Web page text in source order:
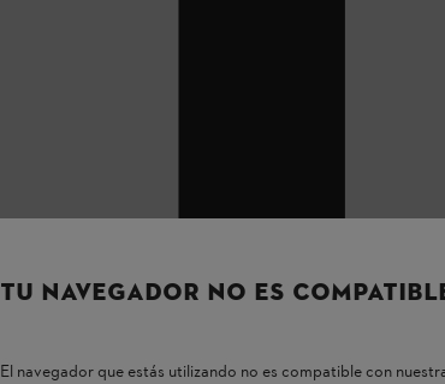
TU NAVEGADOR NO ES
El navegador que estás utilizando no es compatible con